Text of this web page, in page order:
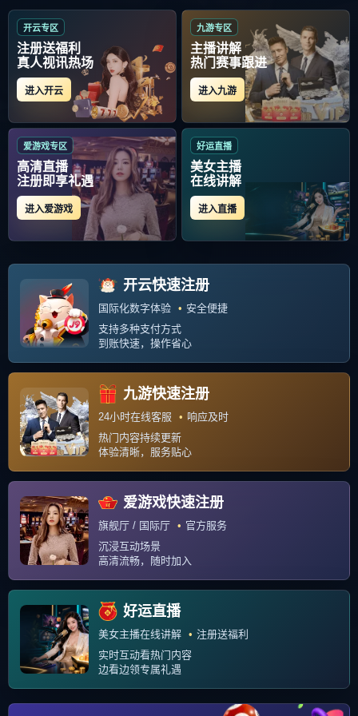
首页> 伤情更新环节打磨
伤情更新环节打磨
转会期丹佛掘金调整名单以备葡超，伤情更新环
节打磨，压力陡增，身体对抗强度拉满-九游娱乐
2026-03-12 11:00:04
‹‹ ››